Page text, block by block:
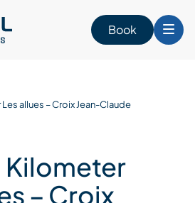
Book
allues – Croix Jean-Claude
– Croix